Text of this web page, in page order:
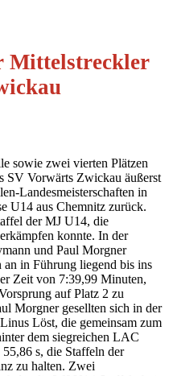
Mittelstreckler
sowie zwei vierten Plätzen
SV Vorwärts Zwickau äußerst
Landesmeisterschaften in
U14 aus Chemnitz zurück.
der MJ U14, die
konnte. In der
und Paul Morgner
an in Führung liegend bis ins
Zeit von 7:39,99 Minuten,
auf Platz 2 zu
Morgner gesellten sich in der
Löst, die gemeinsam zum
dem siegreichen LAC
s, die Staffeln der
zu halten. Zwei